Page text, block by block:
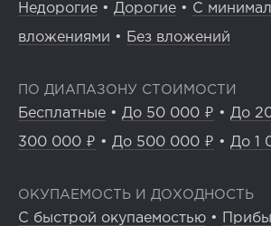
Недорогие • Дорогие • С
вложениями • Без вложений
ПО ДИАПАЗОНУ СТОИМОСТИ
Бесплатные • До 50 000 ₽ • До
300 000 ₽ • До 500 000 ₽ • До 1
ОКУПАЕМОСТЬ И ДОХОДНОСТЬ
С быстрой окупаемостью •